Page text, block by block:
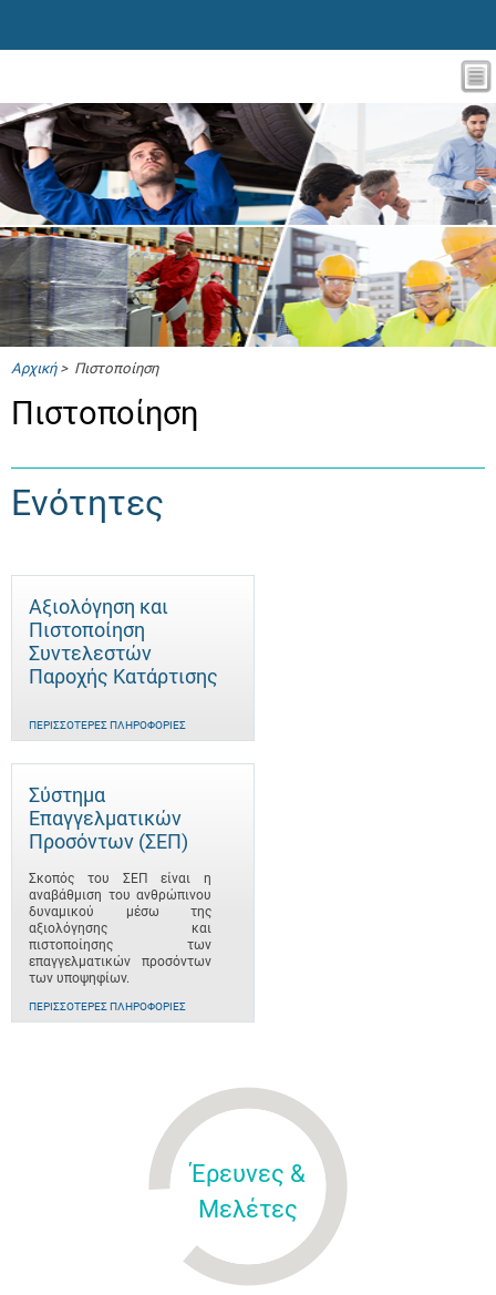
Αρχική> Πιστοποίηση
Πιστοποίηση
Ενότητες
Αξιολόγηση και
Πιστοποίηση
Συντελεστών
Παροχής Κατάρτισης
ΠΕΡΙΣΣΌΤΕΡΕΣ ΠΛΗΡΟΦΟΡΊΕΣ
Σύστημα
Επαγγελματικών
Προσόντων (ΣΕΠ)
Σκοπός του ΣΕΠ είναι η
αναβάθμιση του ανθρώπινου
δυναμικού μέσω της
αξιολόγησης και
πιστοποίησης των
επαγγελματικών προσόντων
των υποψηφίων.
ΠΕΡΙΣΣΌΤΕΡΕΣ ΠΛΗΡΟΦΟΡΊΕΣ
Έρευνες &
Μελέτες